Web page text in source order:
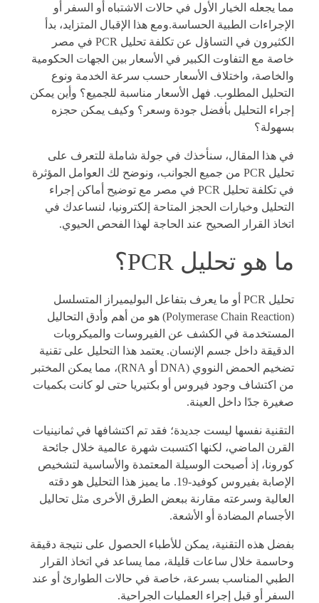
مما يجعله الخيار الأول في حالات الاشتباه أو السفر أو
الإجراءات الطبية الحساسة.ومع هذا الإقبال المتزايد، بدأ
الكثيرون في التساؤل عن تكلفة تحليل PCR في مصر
خاصة مع التفاوت الكبير في الأسعار بين الجهات الحكومية
والخاصة، واختلاف الأسعار حسب سرعة الخدمة ونوع
التحليل المطلوب. فهل الأسعار مناسبة للجميع؟ وأين يمكن
إجراء التحليل بأفضل جودة وسعر؟ وكيف يمكن حجزه
بسهولة؟
في هذا المقال، سنأخذك في جولة شاملة للتعرف على
تحليل PCR من جميع الجوانب، ونوضح لك العوامل المؤثرة
في تكلفة تحليل PCR في مصر
مع توضيح أماكن إجراء
التحليل وخيارات الحجز المتاحة إلكترونيا، لنساعدك في
اتخاذ القرار الصحيح عند الحاجة لهذا الفحص الحيوي.
ما هو تحليل PCR؟
تحليل PCR أو ما يعرف بتفاعل البوليميراز المتسلسل
(Polymerase Chain Reaction) هو من أهم وأدق التحاليل
المستخدمة في الكشف عن الفيروسات والميكروبات
الدقيقة داخل جسم الإنسان. يعتمد هذا التحليل على تقنية
تضخيم الحمض النووي (DNA أو RNA)، مما يمكن المختبر
من اكتشاف وجود فيروس أو بكتيريا حتى لو كانت بكميات
صغيرة جدًا داخل العينة.
التقنية نفسها ليست جديدة؛ فقد تم اكتشافها في ثمانينيات
القرن الماضي، لكنها اكتسبت شهرة عالمية خلال جائحة
كورونا، إذ أصبحت الوسيلة المعتمدة والأساسية لتشخيص
الإصابة بفيروس كوفيد-19. ما يميز هذا التحليل هو دقته
العالية وسرعته مقارنة ببعض الطرق الأخرى مثل تحاليل
الأجسام المضادة أو الأشعة.
بفضل هذه التقنية، يمكن للأطباء الحصول على نتيجة دقيقة
وحاسمة خلال ساعات قليلة، مما يساعد في اتخاذ القرار
الطبي المناسب بسرعة، خاصة في حالات الطوارئ أو عند
السفر أو قبل إجراء العمليات الجراحية.